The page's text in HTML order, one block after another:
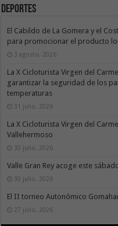
Deportes
El Cabildo de La Gomera y el
para promocionar el producto
3 agosto, 2026
La X Cicloturista Virgen del
garantizar la seguridad de los
temperaturas
31 julio, 2026
La X Cicloturista Virgen del
Vallehermoso
30 julio, 2026
Valle Gran Rey acoge este
30 julio, 2026
El II torneo Autonómico
27 julio, 2026